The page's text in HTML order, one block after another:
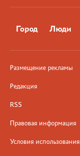
Город Люди
Размещение рекламы
Редакция
RSS
Правовая информация
Условия использования